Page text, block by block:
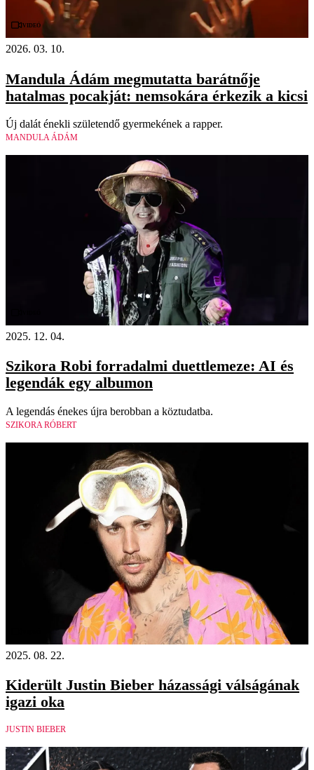
Videó
2026. 03. 10.
Mandula Ádám megmutatta barátnője
hatalmas pocakját: nemsokára érkezik a kicsi
Új dalát énekli születendő gyermekének a rapper.
MANDULA ÁDÁM
2025. 12. 04.
Szikora Robi forradalmi duettlemeze: AI és
legendák egy albumon
A legendás énekes újra berobban a köztudatba.
SZIKORA RÓBERT
2025. 08. 22.
Kiderült Justin Bieber házassági válságának
igazi oka
JUSTIN BIEBER